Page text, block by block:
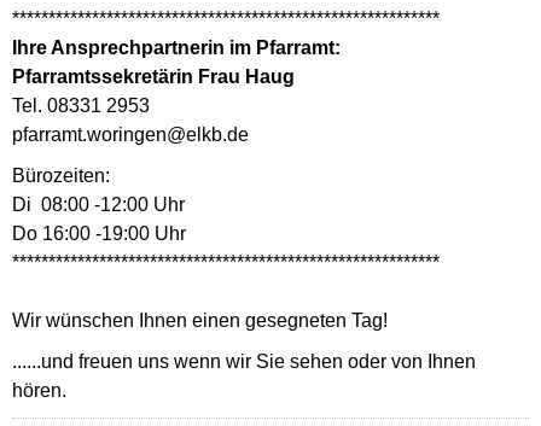
***********************************************************
Ihre Ansprechpartnerin im Pfarramt:
Pfarramtssekretärin Frau Haug
Tel. 08331 2953
pfarramt.woringen@elkb.de
Bürozeiten:
Di 08:00 -12:00 Uhr
Do 16:00 -19:00 Uhr
***********************************************************
Wir wünschen Ihnen einen gesegneten Tag!
......und freuen uns wenn wir Sie sehen oder von Ihnen
hören.